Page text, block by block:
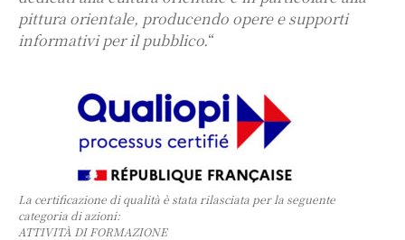
pittura orientale, producendo opere e supporti
informativi per il pubblico.“
La certificazione di qualità è stata rilasciata per la seguente
categoria di azioni:
ATTIVITÀ DI FORMAZIONE